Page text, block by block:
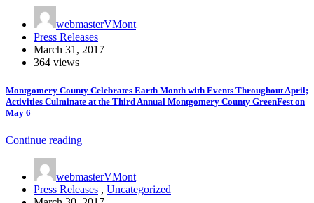
webmasterVMont
Press Releases
March 31, 2017
364 views
Montgomery County Celebrates Earth Month with Events Throughout April;
Activities Culminate at the Third Annual Montgomery County GreenFest on
May 6
Continue reading
webmasterVMont
Press Releases , Uncategorized